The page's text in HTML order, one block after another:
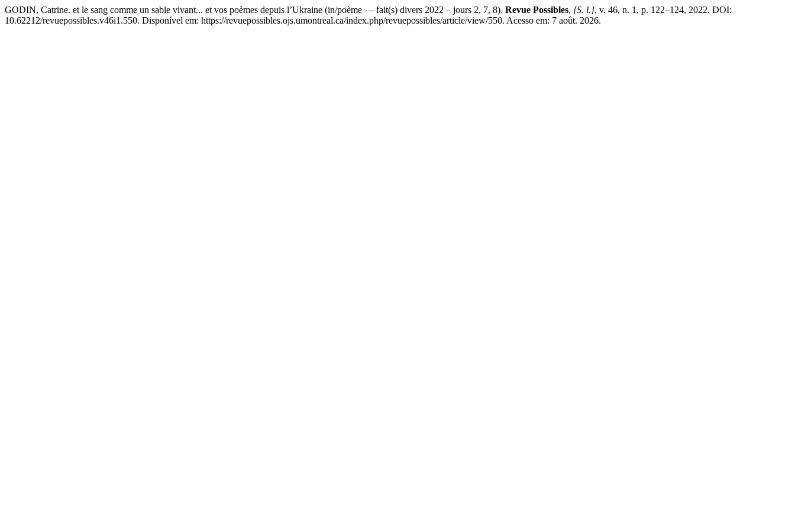
GODIN, Catrine. et le sang comme un sable vivant... et vos poèmes depuis l’Ukraine (in/poème — fait(s) divers 2022 – jours 2, 7, 8). Revue Possibles, [S. l.], v. 46, n. 1, p. 122–124, 2022. DOI:
10.62212/revuepossibles.v46i1.550. Disponível em: https://revuepossibles.ojs.umontreal.ca/index.php/revuepossibles/article/view/550. Acesso em: 7 août. 2026.